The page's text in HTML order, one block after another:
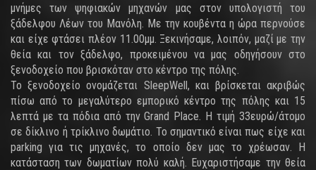
μνήμες των ψηφιακών μηχανών μας στον υπολογιστή του
ξάδελφου Λέων του Μανόλη. Με την κουβέντα η ώρα περνούσε
και είχε φτάσει πλέον 11.00μμ. Ξεκινήσαμε, λοιπόν, μαζί με την
θεία και τον ξάδελφο, προκειμένου να μας οδηγήσουν στο
ξενοδοχείο που βρισκόταν στο κέντρο της πόλης.
Το ξενοδοχείο ονομάζεται SleepWell, και βρίσκεται ακριβώς
πίσω από το μεγαλύτερο εμπορικό κέντρο της πόλης και 15
λεπτά με τα πόδια από την Grand Place. Η τιμή 33ευρώ/άτομο
σε δίκλινο ή τρίκλινο δωμάτιο. Το σημαντικό είναι πως είχε και
parking για τις μηχανές, το οποίο δεν μας το χρέωσαν. Η
κατάσταση των δωματίων πολύ καλή. Ευχαριστήσαμε την θεία